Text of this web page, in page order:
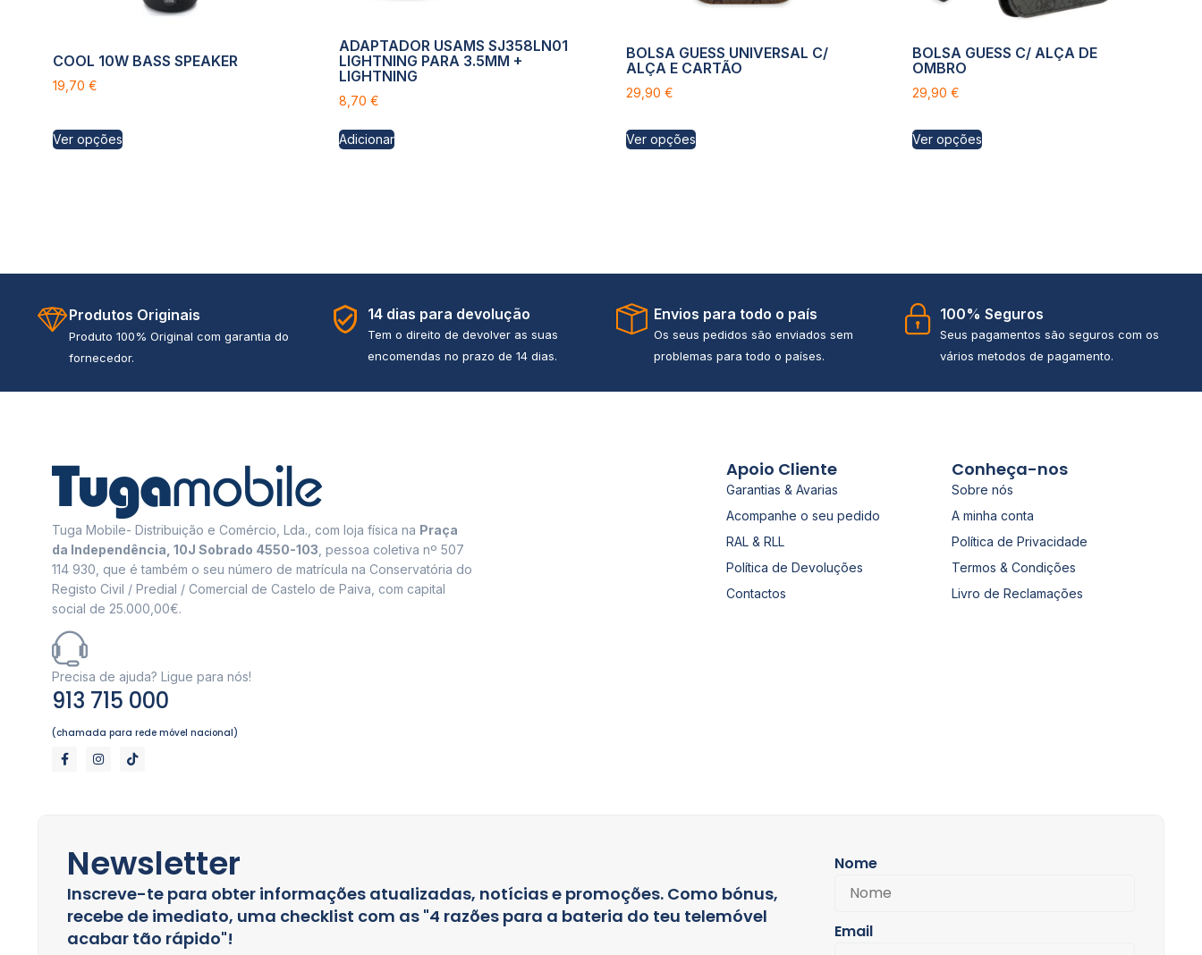
COOL 10W BASS SPEAKER
19,70 €
Ver opções
ADAPTADOR USAMS SJ358LN01
LIGHTNING PARA 3.5MM +
LIGHTNING
8,70€
Adicionar
BOLSA GUESS UNIVERSAL C/
ALÇA E CARTÃO
29,90 €
Ver opções
BOLSA GUESS C/ ALÇA DE
OMBRO
29,90 €
Ver opções
Produtos Originais
Produto 100% Original com garantia do
fornecedor.
14 dias para devolução
Tem o direito de devolver as suas
encomendas no prazo de 14 dias.
Envios para todo o país
Os seus pedidos são enviados sem
problemas para todo o países.
100% Seguros
Seus pagamentos são seguros com os
vários metodos de pagamento.
Tuga Mobile- Distribuição e Comércio, Lda., com loja física na Praça
da Independência, 10J Sobrado 4550-103 , pessoa coletiva nº 507
114 930, que é também o seu número de matrícula na Conservatória do
Registo Civil / Predial / Comercial de Castelo de Paiva, com capital
social de 25.000,00€.
Precisa de ajuda? Ligue para nós!
913 715 000
(chamada para rede móvel nacional)
Apoio Cliente
Garantias & Avarias
Acompanhe o seu pedido
RAL & RLL
Política de Devoluções
Contactos
Conheça-nos
Sobre nós
A minha conta
Política de Privacidade
Termos & Condições
Livro de Reclamações
Newsletter
Inscreve-te para obter informações atualizadas, notícias e promoções. Como bónus,
recebe de imediato, uma checklist com as "4 razões para a bateria do teu telemóvel
acabar tão rápido"!
Nome
Email